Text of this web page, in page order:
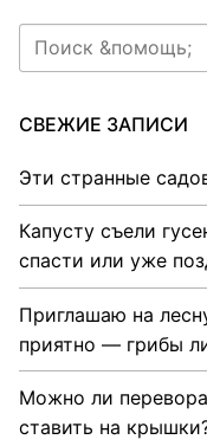
Найти:
СВЕЖИЕ ЗАПИСИ
Эти странные
Капусту съели
спасти или уже
Приглашаю на
приятно — грибы
Можно ли
ставить на